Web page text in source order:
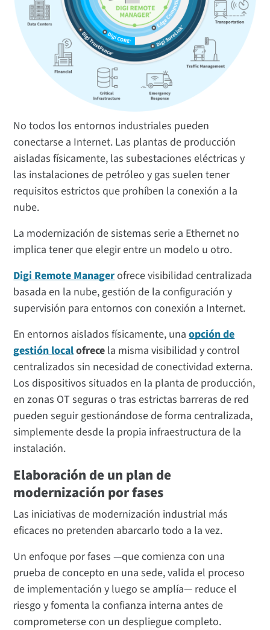
No todos los entornos industriales pueden
conectarse a Internet. Las plantas de producción
aisladas físicamente, las subestaciones eléctricas y
las instalaciones de petróleo y gas suelen tener
requisitos estrictos que prohíben la conexión a la
nube.
La modernización de sistemas serie a Ethernet no
implica tener que elegir entre un modelo u otro.
Digi Remote Managerofrece visibilidad centralizada
basada en la nube, gestión de la configuración y
supervisión para entornos con conexión a Internet.
En entornos aislados físicamente, unaopción de
gestión localofrece la misma visibilidad y control
centralizados sin necesidad de conectividad externa.
Los dispositivos situados en la planta de producción,
en zonas OT seguras o tras estrictas barreras de red
pueden seguir gestionándose de forma centralizada,
simplemente desde la propia infraestructura de la
instalación.
Elaboración de un plan de
modernización por fases
Las iniciativas de modernización industrial más
eficaces no pretenden abarcarlo todo a la vez.
Un enfoque por fases —que comienza con una
prueba de concepto en una sede, valida el proceso
de implementación y luego se amplía— reduce el
riesgo y fomenta la confianza interna antes de
comprometerse con un despliegue completo.